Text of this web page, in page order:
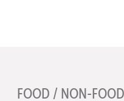
FOOD / NON-FOOD